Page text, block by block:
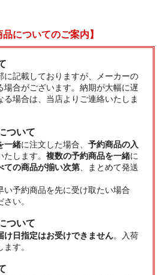
品についてのご案内】
に記載しておりますが、メーカーの
場合がございます。納期が大幅に遅
場合は、当店よりご連絡いたしま
ついて
一緒に注文した場合、 予約商品の入
します。 複数の予約商品を一緒に
ての商品が揃い次第、まとめて発送
予約商品を先に受け取たい場合
い。
ついて
け日指定はお受けできません。入荷
す。